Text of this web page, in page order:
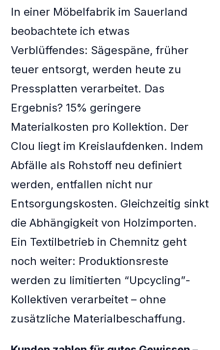
In einer Möbelfabrik im Sauerland
beobachtete ich etwas
Verblüffendes: Sägespäne, früher
teuer entsorgt, werden heute zu
Pressplatten verarbeitet. Das
Ergebnis? 15% geringere
Materialkosten pro Kollektion. Der
Clou liegt im Kreislaufdenken. Indem
Abfälle als Rohstoff neu definiert
werden, entfallen nicht nur
Entsorgungskosten. Gleichzeitig sinkt
die Abhängigkeit von Holzimporten.
Ein Textilbetrieb in Chemnitz geht
noch weiter: Produktionsreste
werden zu limitierten “Upcycling”-
Kollektiven verarbeitet – ohne
zusätzliche Materialbeschaffung.